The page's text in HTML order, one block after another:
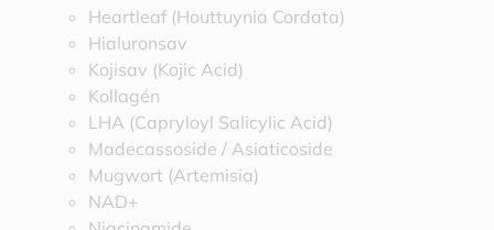
Heartleaf (Houttuynia Cordata)
Hialuronsav
Kojisav (Kojic Acid)
Kollagén
LHA (Capryloyl Salicylic Acid)
Madecassoside / Asiaticoside
Mugwort (Artemisia)
NAD+